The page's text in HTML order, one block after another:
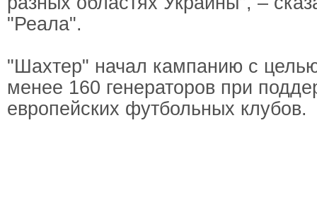
"Реала".
"Шахтер" начал кампанию с
менее 160 генераторов при
европейских футбольных клубов.